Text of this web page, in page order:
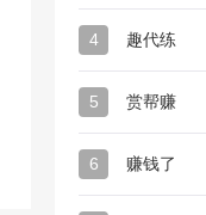
4 趣代练
5 赏帮赚
6 赚钱了